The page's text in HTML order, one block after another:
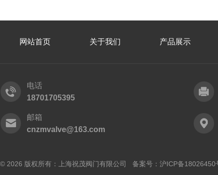
网站首页 关于我们 产品展示
电话
18701705395
邮箱
cnzmvalve@163.com
© 2026 版权所有：上海祝茂阀门有限公司 备案号： 沪ICP备18026450